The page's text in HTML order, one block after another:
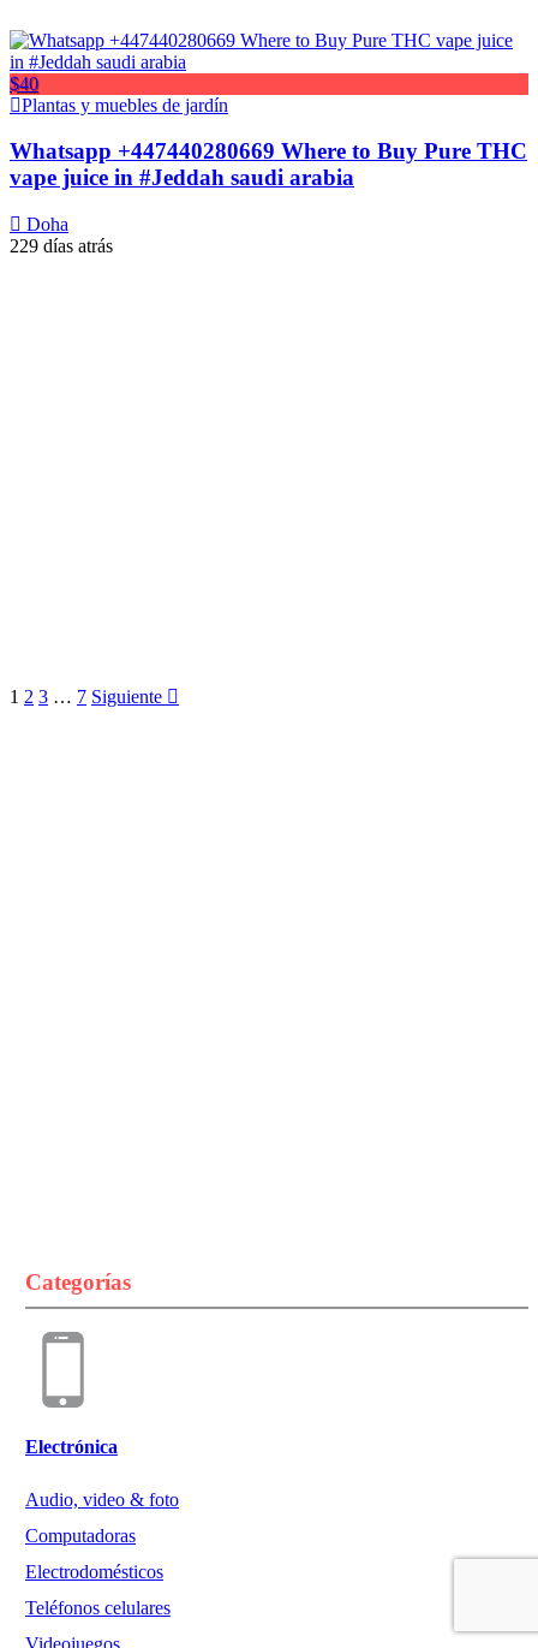
$40
Plantas y muebles de jardín
Whatsapp +447440280669 Where to Buy Pure THC
vape juice in #Jeddah saudi arabia
Doha
229 días atrás
1 2 3 … 7 Siguiente
Categorías
Electrónica
Audio, video & foto
Computadoras
Electrodomésticos
Teléfonos celulares
Videojuegos